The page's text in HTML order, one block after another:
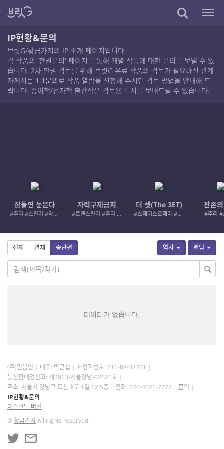
IP현황&문의
브릿G/황금가지의 IP 소개 페이지입니다.
각 작품의 '판권문의' 페이지를 통해 개별 작품에 대한 문의를 보낼 수 있
습니다. 2차 판권 검토를 위해 브릿G 유료 작품의 검토가 필요하신 관계
자께서는 1:1문의로 작품 열람을 신청해 주시면 검토 방법을 안내해 드
립니다. 종이책/전자책 출간작은 검토용 도서를 보내드릴 수 있습니다.
잠들면 눈뜬다
#추리 #스릴러 #악인 #로드레이지
자력구제금지
#로맨스릴러 #추리 #여성서사 #사적제재
더 셋(The 3ET)
#스페이스오페라 #우주활극
잔존
#추리 #
역사 랜덤
전체 연재 중단편
데이터가 없습니다.
(주)민음인 대표: 박근섭 사업자번호: 211-88-33701
통신판매업신고: 제2013-서울강남-02625호
주소: 서울시 강남구 도산대로 1길 62 5층
전화: 070-4021-7777
문의
IP현황&문의
데스크탑 버전
©황금가지 All rights reserved.